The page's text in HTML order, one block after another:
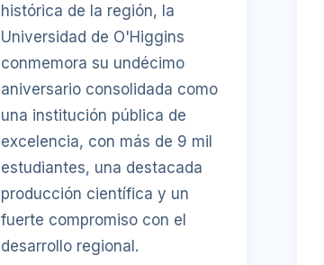
histórica de la región, la
Universidad de O'Higgins
conmemora su undécimo
aniversario consolidada como
una institución pública de
excelencia, con más de 9 mil
estudiantes, una destacada
producción científica y un
fuerte compromiso con el
desarrollo regional.